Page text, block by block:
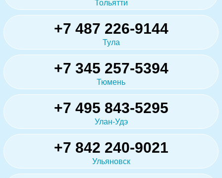
Тольятти
+7 487 226-9144
Тула
+7 345 257-5394
Тюмень
+7 495 843-5295
Улан-Удэ
+7 842 240-9021
Ульяновск